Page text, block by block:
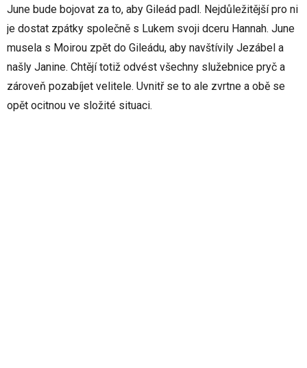
June bude bojovat za to, aby Gileád padl. Nejdůležitější pro ni
je dostat zpátky společně s Lukem svoji dceru Hannah. June
musela s Moirou zpět do Gileádu, aby navštívily Jezábel a
našly Janine. Chtějí totiž odvést všechny služebnice pryč a
zároveň pozabíjet velitele. Uvnitř se to ale zvrtne a obě se
opět ocitnou ve složité situaci.